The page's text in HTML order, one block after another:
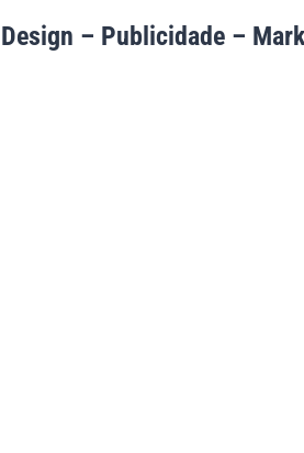
– Publicidade –